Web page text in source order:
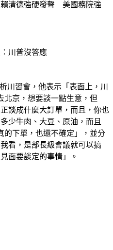
清德強硬發聲　美國務院強
川普沒答應
川習會，他表示「表面上，川
北京，想要談一點生意，但
談成什麼大訂單，而且，你也
少牛肉、大豆、原油，而且
的下單，也還不確定」，並分
看，是部長級會議就可以搞
面要談定的事情」。